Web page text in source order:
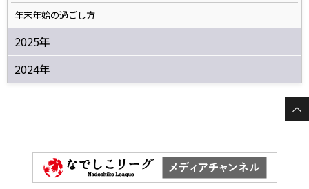
年末年始の過ごし方
2025年
2024年